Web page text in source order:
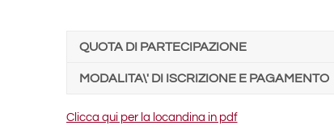
QUOTA DI PARTECIPAZIONE
MODALITA\' DI ISCRIZIONE E PAGAMENTO
Clicca qui per la locandina in pdf